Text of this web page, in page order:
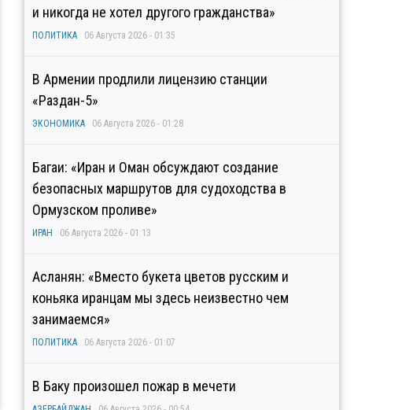
и никогда не хотел другого гражданства»
ПОЛИТИКА 06 Августа 2026 - 01:35
В Армении продлили лицензию станции
«Раздан-5»
ЭКОНОМИКА 06 Августа 2026 - 01:28
Багаи: «Иран и Оман обсуждают создание
безопасных маршрутов для судоходства в
Ормузском проливе»
ИРАН 06 Августа 2026 - 01:13
Асланян: «Вместо букета цветов русским и
коньяка иранцам мы здесь неизвестно чем
занимаемся»
ПОЛИТИКА 06 Августа 2026 - 01:07
В Баку произошел пожар в мечети